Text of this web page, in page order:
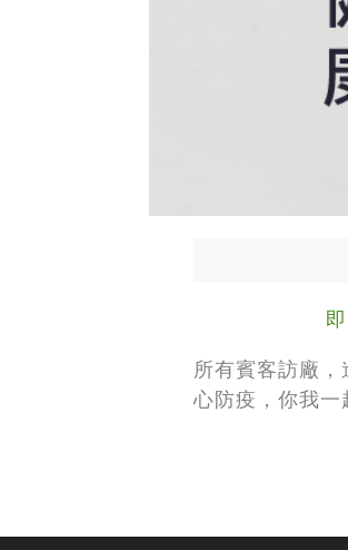
所有賓客訪廠
心防疫，你我一